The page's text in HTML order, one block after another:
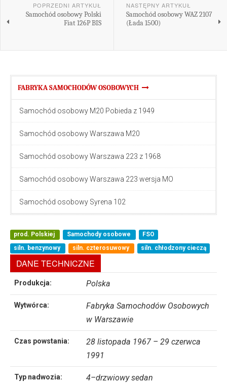
POPRZEDNI ARTYKUŁ
Samochód osobowy Polski
Fiat 126P BIS
NASTĘPNY ARTYKUŁ
Samochód osobowy WAZ 2107
(Łada 1500)
FABRYKA SAMOCHODÓW OSOBOWYCH
Samochód osobowy M20 Pobieda z 1949
Samochód osobowy Warszawa M20
Samochód osobowy Warszawa 223 z 1968
Samochód osobowy Warszawa 223 wersja MO
Samochód osobowy Syrena 102
prod. Polskiej Samochody osobowe
FSO
siln. benzynowy
siln. czterosuwowy siln. chłodzony cieczą
DANE TECHNICZNE
Produkcja: Polska
Wytwórca:
Fabryka Samochodów Osobowych
w Warszawie
Czas powstania:
28 listopada 1967 – 29 czerwca
1991
Typ nadwozia: 4–drzwiowy sedan